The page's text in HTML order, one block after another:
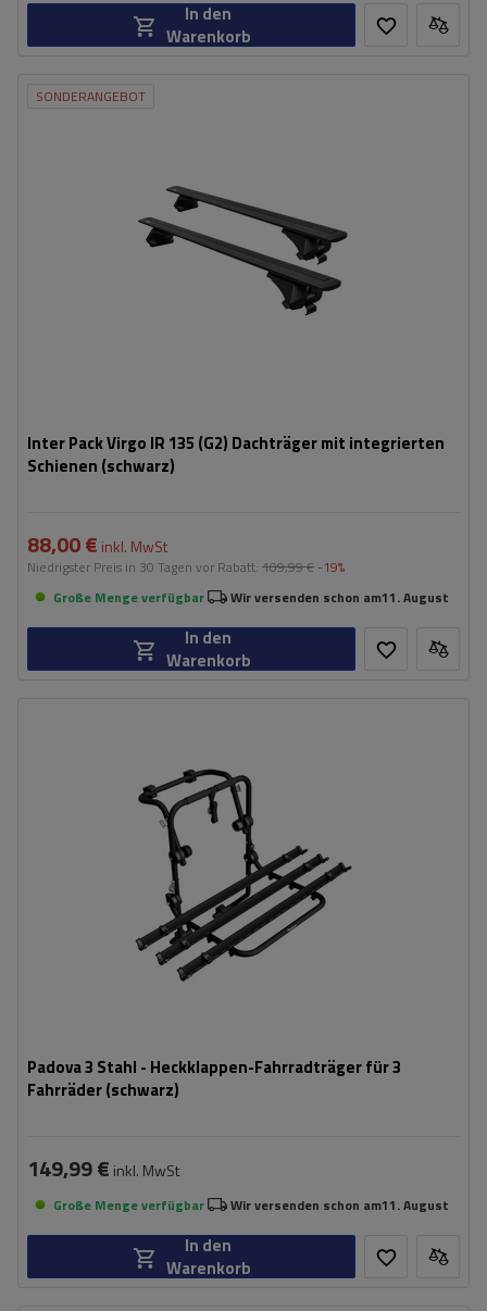
In den
Warenkorb
SONDERANGEBOT
Inter Pack Virgo IR 135 (G2) Dachträger mit integrierten
Schienen (schwarz)
88,00 € inkl. MwSt
Niedrigster Preis in 30 Tagen vor Rabatt: 109,99 € -19%
Große Menge verfügbar
Wir versenden schon am11. August
In den
Warenkorb
Padova 3 Stahl - Heckklappen-Fahrradträger für 3
Fahrräder (schwarz)
universelles Montagesystem
kompatibel mit allen Karosseriearten
149,99 € inkl. MwSt
Große Menge verfügbar Wir versenden schon am11. August
In den
Warenkorb